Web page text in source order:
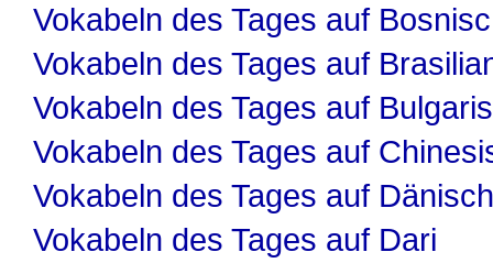
Vokabeln des Tages auf
Vokabeln des Tages auf
Vokabeln des Tages auf
Vokabeln des Tages auf
Vokabeln des Tages auf Dänisch
Vokabeln des Tages auf Dari